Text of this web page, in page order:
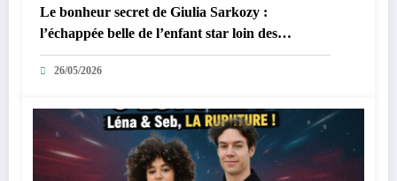
Le bonheur secret de Giulia Sarkozy :
l’échappée belle de l’enfant star loin des
tumultes familiaux.
26/05/2026